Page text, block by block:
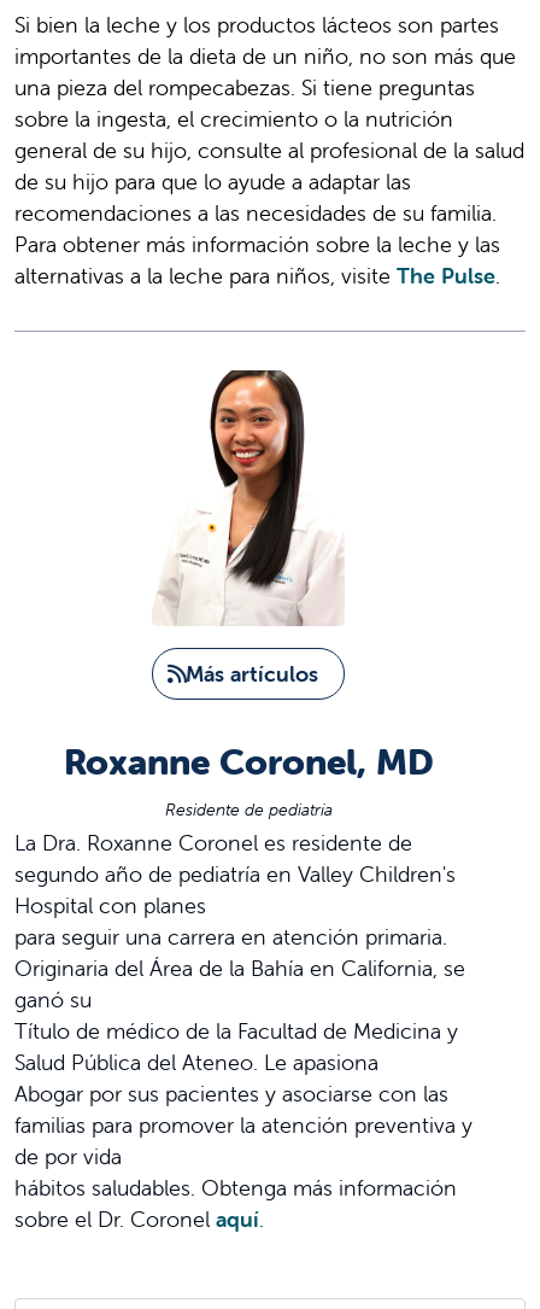
Si bien la leche y los productos lácteos son partes
importantes de la dieta de un niño, no son más que
una pieza del rompecabezas. Si tiene preguntas
sobre la ingesta, el crecimiento o la nutrición
general de su hijo, consulte al profesional de la salud
de su hijo para que lo ayude a adaptar las
recomendaciones a las necesidades de su familia.
Para obtener más información sobre la leche y las
alternativas a la leche para niños, visite The Pulse.
Más artículos
Roxanne Coronel, MD
Residente de pediatría
La Dra. Roxanne Coronel es residente de
segundo año de pediatría en Valley Children's
Hospital con planes
para seguir una carrera en atención primaria.
Originaria del Área de la Bahía en California, se
ganó su
Título de médico de la Facultad de Medicina y
Salud Pública del Ateneo. Le apasiona
Abogar por sus pacientes y asociarse con las
familias para promover la atención preventiva y
de por vida
hábitos saludables. Obtenga más información
sobre el Dr. Coronel aquí